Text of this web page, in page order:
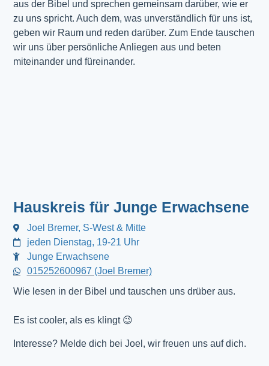
aus der Bibel und sprechen gemeinsam darüber, wie er
zu uns spricht. Auch dem, was unverständlich für uns ist,
geben wir Raum und reden darüber. Zum Ende tauschen
wir uns über persönliche Anliegen aus und beten
miteinander und füreinander.
Hauskreis für Junge Erwachsene
Joel Bremer, S-West & Mitte
jeden Dienstag, 19-21 Uhr
Junge Erwachsene
015252600967 (Joel Bremer)
Wie lesen in der Bibel und tauschen uns drüber aus.
Es ist cooler, als es klingt 😉
Interesse? Melde dich bei Joel, wir freuen uns auf dich.